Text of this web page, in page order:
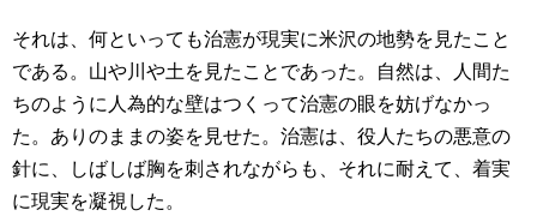
それは、何といっても治憲が現実に米沢の地勢を見たこと
である。山や川や土を見たことであった。自然は、人間た
ちのように人為的な壁はつくって治憲の眼を妨げなかっ
た。ありのままの姿を見せた。治憲は、役人たちの悪意の
針に、しばしば胸を刺されながらも、それに耐えて、着実
に現実を凝視した。